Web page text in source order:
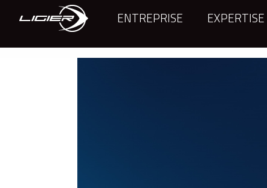
ENTREPRISE EXPERTISE